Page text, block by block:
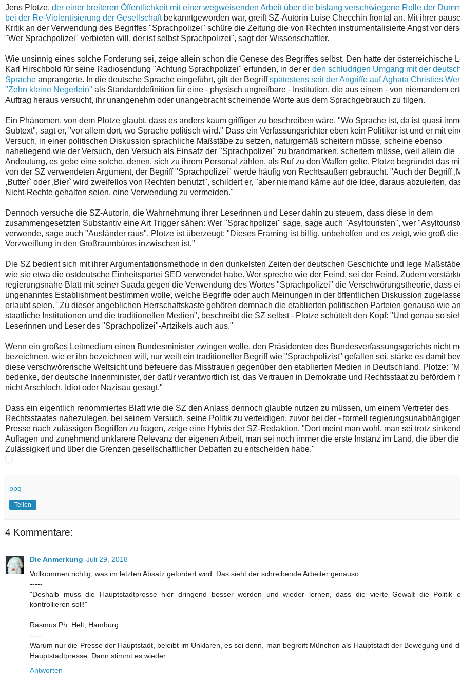
Jens Plotze, der einer breiteren Öffentlichkeit mit einer wegweisenden Arbeit über die bislang verschwiegene Rolle der
bei der Re-Violentisierung der Gesellschaftbekanntgeworden war, greift SZ-Autorin Luise Checchin frontal an. Mit ihrer
Kritik an der Verwendung des Begriffes "Sprachpolizei" schüre die Zeitung die von Rechten instrumentalisierte Angst vor
"Wer Sprachpolizei" verbieten will, der ist selbst Sprachpolizei", sagt der Wissenschaftler.
Wie unsinnig eines solche Forderung sei, zeige allein schon die Genese des Begriffes selbst. Den hatte der österreichische
Karl Hirschbold für seine Radiosendung "Achtung Sprachpolizei" erfunden, in der er den schludrigen Umgang mit der
Sprache anprangerte. In die deutsche Sprache eingeführt, gilt der Begriffspätestens seit der Angriffe auf Aghata Christies
"Zehn kleine Negerlein" als Standarddefinition für eine - physisch ungreifbare - Institution, die aus einem - von niemandem
Auftrag heraus versucht, ihr unangenehm oder unangebracht scheinende Worte aus dem Sprachgebrauch zu tilgen.
Ein Phänomen, von dem Plotze glaubt, dass es anders kaum griffiger zu beschreiben wäre. "Wo Sprache ist, da ist quasi
Subtext", sagt er, "vor allem dort, wo Sprache politisch wird." Dass ein Verfassungsrichter eben kein Politiker ist und er mit
Versuch, in einer politischen Diskussion sprachliche Maßstäbe zu setzen, naturgemäß scheitern müsse, scheine ebenso
naheliegend wie der Versuch, den Versuch als Einsatz der "Sprachpolizei" zu brandmarken, scheitern müsse, weil allein die
Andeutung, es gebe eine solche, denen, sich zu ihrem Personal zählen, als Ruf zu den Waffen gelte. Plotze begründet das
von der SZ verwendeten Argument, der Begriff "Sprachpolizei" werde häufig von Rechtsaußen gebraucht. "Auch der Begriff
,Butter` oder ,Bier` wird zweifellos von Rechten benutzt", schildert er, "aber niemand käme auf die Idee, daraus abzuleiten,
Nicht-Rechte gehalten seien, eine Verwendung zu vermeiden."
Dennoch versuche die SZ-Autorin, die Wahrnehmung ihrer Leserinnen und Leser dahin zu steuern, dass diese in dem
zusammengesetzten Substantiv eine Art Trigger sähen: Wer "Sprachpolizei" sage, sage auch "Asyltouristen", wer
verwende, sage auch "Ausländer raus". Plotze ist überzeugt: "Dieses Framing ist billig, unbeholfen und es zeigt, wie groß die
Verzweiflung in den Großraumbüros inzwischen ist."
Die SZ bedient sich mit ihrer Argumentationsmethode in den dunkelsten Zeiten der deutschen Geschichte und lege
wie sie etwa die ostdeutsche Einheitspartei SED verwendet habe. Wer spreche wie der Feind, sei der Feind. Zudem
regierungsnahe Blatt mit seiner Suada gegen die Verwendung des Wortes "Sprachpolizei" die Verschwörungstheorie, dass
ungenanntes Establishment bestimmen wolle, welche Begriffe oder auch Meinungen in der öffentlichen Diskussion
erlaubt seien. "Zu dieser angeblichen Herrschaftskaste gehören demnach die etablierten politischen Parteien genauso wie
staatliche Institutionen und die traditionellen Medien", beschreibt die SZ selbst - Plotze schüttelt den Kopf: "Und genau so
Leserinnen und Leser des "Sprachpolizei"-Artzikels auch aus."
Wenn ein großes Leitmedium einen Bundesminister zwingen wolle, den Präsidenten des Bundesverfassungsgerichts nicht
bezeichnen, wie er ihn bezeichnen will, nur weilt ein traditioneller Begriff wie "Sprachpolizist" gefallen sei, stärke es damit
diese verschwörerische Weltsicht und befeuere das Misstrauen gegenüber den etablierten Medien in Deutschland. Plotze:
bedenke, der deutsche Innenminister, der dafür verantwortlich ist, das Vertrauen in Demokratie und Rechtsstaat zu befördern
nicht Arschloch, Idiot oder Nazisau gesagt."
Dass ein eigentlich renommiertes Blatt wie die SZ den Anlass dennoch glaubte nutzen zu müssen, um einem Vertreter des
Rechtsstaates nahezulegen, bei seinem Versuch, seine Politik zu verteidigen, zuvor bei der - formell
Presse nach zulässigen Begriffen zu fragen, zeige eine Hybris der SZ-Redaktion. "Dort meint man wohl, man sei trotz
Auflagen und zunehmend unklarere Relevanz der eigenen Arbeit, man sei noch immer die erste Instanz im Land, die über die
Zulässigkeit und über die Grenzen gesellschaftlicher Debatten zu entscheiden habe."
ppq
Teilen
4 Kommentare:
Die Anmerkung Juli 29, 2018
Vollkommen richtig, was im letzten Absatz gefordert wird. Das sieht der schreibende Arbeiter genauso.
-----
"Deshalb muss die Hauptstadtpresse hier dringend besser werden und wieder lernen, dass die vierte Gewalt die Politik
kontrollieren soll!"
Rasmus Ph. Helt, Hamburg
-----
Warum nur die Presse der Hauptstadt, beleibt im Unklaren, es sei denn, man begreift München als Hauptstadt der Bewegung und
Hauptstadtpresse. Dann stimmt es wieder.
Antworten